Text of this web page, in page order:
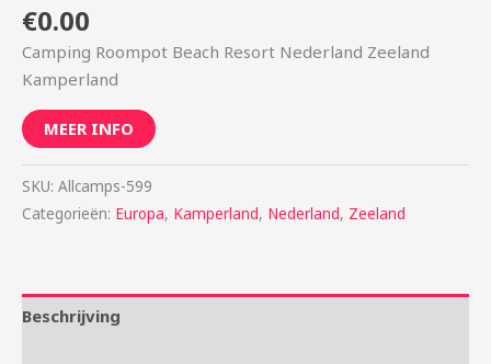
€0.00
Camping Roompot Beach Resort Nederland Zeeland
Kamperland
MEER INFO
SKU: Allcamps-599
Categorieën: Europa, Kamperland, Nederland, Zeeland
Beschrijving